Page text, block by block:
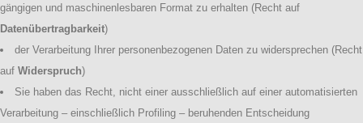
gängigen und maschinenlesbaren Format zu erhalten (Recht auf
Datenübertragbarkeit)
der Verarbeitung Ihrer personenbezogenen Daten zu widersprechen (Recht
auf Widerspruch)
Sie haben das Recht, nicht einer ausschließlich auf einer automatisierten
Verarbeitung – einschließlich Profiling – beruhenden Entscheidung